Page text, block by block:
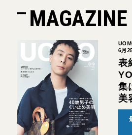
MAGAZINE
6月
表
集
美